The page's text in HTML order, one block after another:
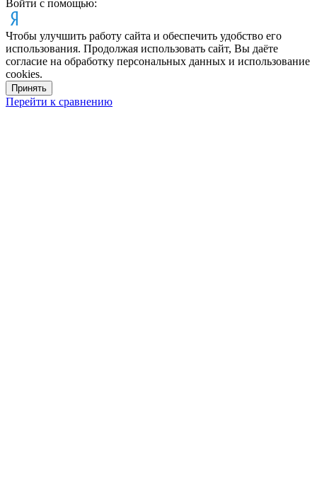
Войти с помощью:
Чтобы улучшить работу сайта и обеспечить удобство его
использования. Продолжая использовать сайт, Вы даёте
согласие на обработку персональных данных и использование
cookies.
Принять
Перейти к сравнению